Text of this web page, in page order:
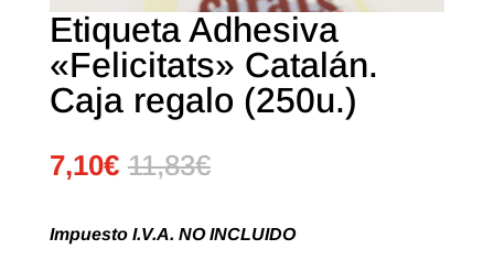
Etiqueta Adhesiva
«Felicitats» Catalán.
Caja regalo (250u.)
7,10€ 11,83€
Impuesto I.V.A. NO INCLUIDO